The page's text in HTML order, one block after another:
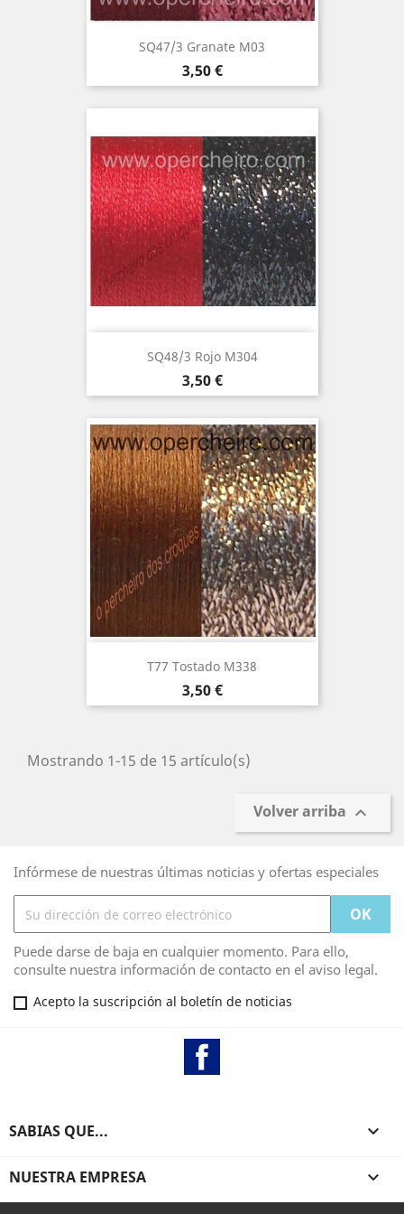
SQ47/3 Granate M03
Precio
3,50 €
SQ48/3 Rojo M304
Precio
3,50 €
T77 Tostado M338
Precio
3,50 €
Mostrando 1-15 de 15 artículo(s)
Volver arriba 
Infórmese de nuestras últimas noticias y ofertas especiales
Puede darse de baja en cualquier momento. Para ello,
consulte nuestra información de contacto en el aviso legal.
Acepto la suscripción al boletín de noticias
SABIAS QUE... 
NUESTRA EMPRESA 